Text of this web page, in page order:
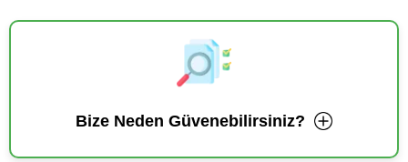
Bize Neden Güvenebilirsiniz?